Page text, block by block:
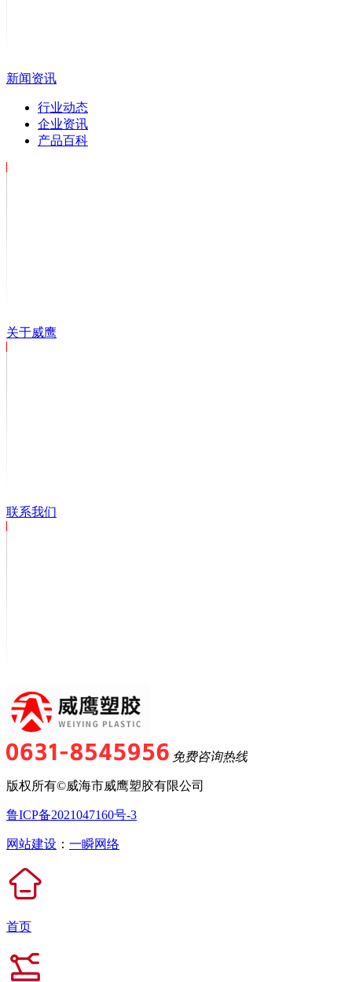
新闻资讯
行业动态
企业资讯
产品百科
关于威鹰
联系我们
免费咨询热线
版权所有©威海市威鹰塑胶有限公司
鲁ICP备2021047160号-3
网站建设 ： 一瞬网络
首页